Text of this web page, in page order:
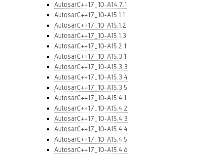
AutosarC++17_10-A14.7.1
AutosarC++17_10-A15.1.1
AutosarC++17_10-A15.1.2
AutosarC++17_10-A15.1.3
AutosarC++17_10-A15.2.1
AutosarC++17_10-A15.3.1
AutosarC++17_10-A15.3.3
AutosarC++17_10-A15.3.4
AutosarC++17_10-A15.3.5
AutosarC++17_10-A15.4.1
AutosarC++17_10-A15.4.2
AutosarC++17_10-A15.4.3
AutosarC++17_10-A15.4.4
AutosarC++17_10-A15.4.5
AutosarC++17_10-A15.4.6